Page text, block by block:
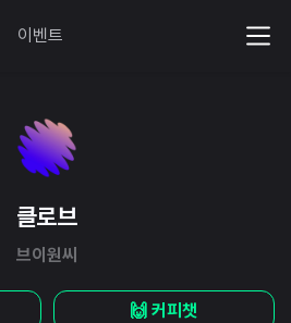
이벤트
클로브
브이원씨
🙌 커피챗